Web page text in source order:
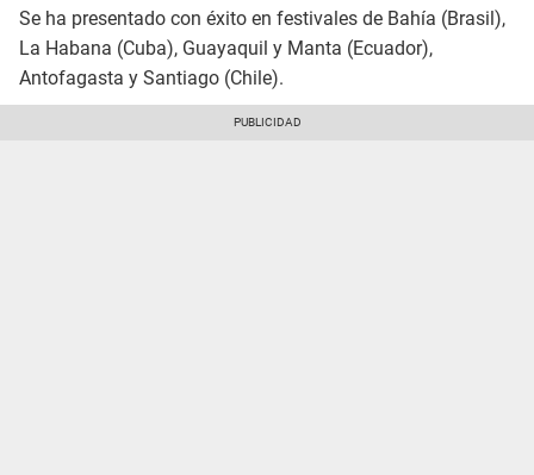
Se ha presentado con éxito en festivales de Bahía (Brasil),
La Habana (Cuba), Guayaquil y Manta (Ecuador),
Antofagasta y Santiago (Chile).